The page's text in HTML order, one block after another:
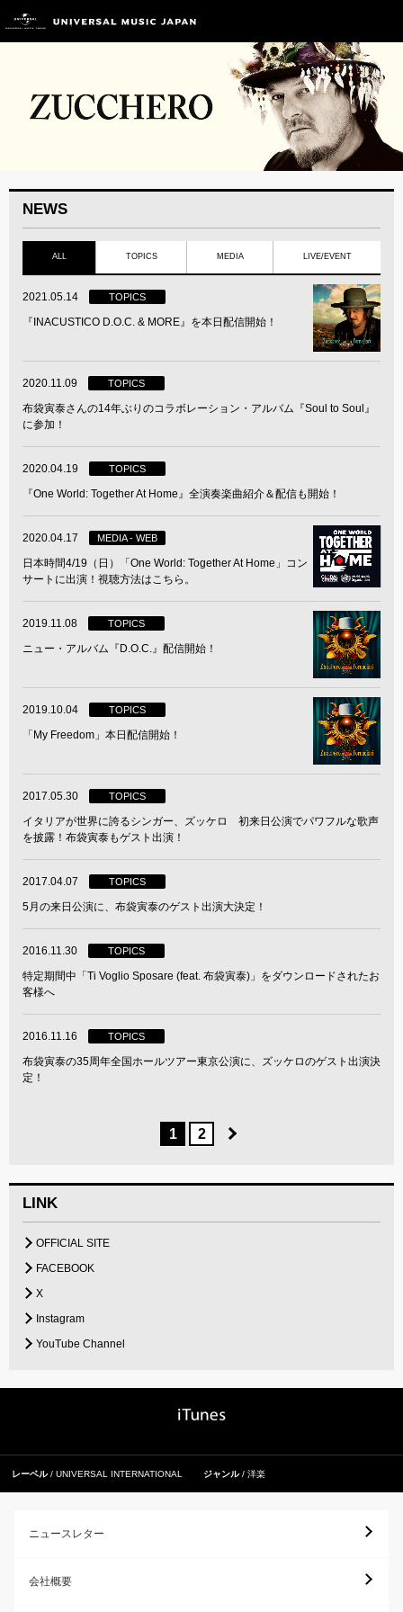
NEWS
ALL TOPICS MEDIA LIVE/EVENT
2021.05.14 TOPICS
『INACUSTICO D.O.C. & MORE』を本日配信開始！
2020.11.09 TOPICS
布袋寅泰さんの14年ぶりのコラボレーション・アルバム『Soul to Soul』
に参加！
2020.04.19 TOPICS
『One World: Together At Home』全演奏楽曲紹介＆配信も開始！
2020.04.17 MEDIA - WEB
日本時間4/19（日）「One World: Together At Home」コン
サートに出演！視聴方法はこちら。
2019.11.08 TOPICS
ニュー・アルバム『D.O.C.』配信開始！
2019.10.04 TOPICS
「My Freedom」本日配信開始！
2017.05.30 TOPICS
イタリアが世界に誇るシンガー、ズッケロ 初来日公演でパワフルな歌声
を披露！布袋寅泰もゲスト出演！
2017.04.07 TOPICS
5月の来日公演に、布袋寅泰のゲスト出演大決定！
2016.11.30 TOPICS
特定期間中「Ti Voglio Sposare (feat. 布袋寅泰)」をダウンロードされたお
客様へ
2016.11.16 TOPICS
布袋寅泰の35周年全国ホールツアー東京公演に、ズッケロのゲスト出演決
定！
1 2
LINK
OFFICIAL SITE
FACEBOOK
X
Instagram
YouTube Channel
レーベル UNIVERSAL INTERNATIONAL ジャンル 洋楽
ニュースレター
会社概要